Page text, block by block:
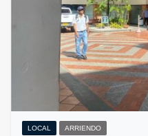
LOCAL ARRIENDO